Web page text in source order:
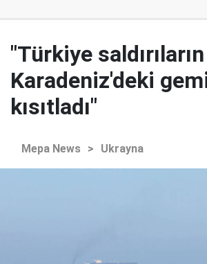
"Türkiye
Karadeniz'deki
kısıtladı"
Mepa News > Ukrayna